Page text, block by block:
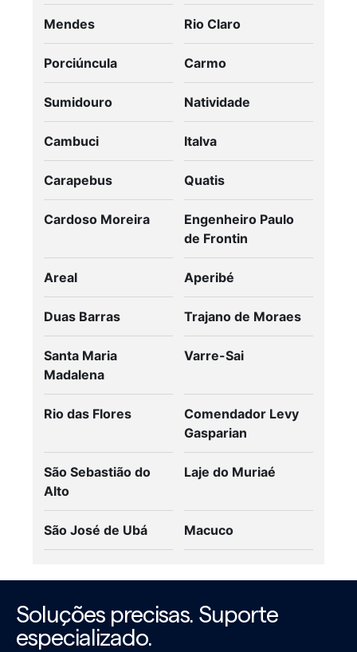
Mendes Rio Claro
Porciúncula Carmo
Sumidouro Natividade
Cambuci Italva
Carapebus Quatis
Cardoso Moreira
Engenheiro Paulo
de Frontin
Areal Aperibé
Duas Barras Trajano de Moraes
Santa Maria
Madalena
Varre-Sai
Rio das Flores
Comendador Levy
Gasparian
São Sebastião do
Alto
Laje do Muriaé
São José de Ubá Macuco
Soluções precisas. Suporte
especializado.